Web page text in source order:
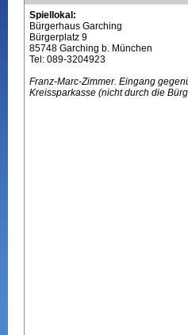
Spiellokal:
Bürgerhaus Garching
Bürgerplatz 9
85748 Garching b. München
Tel: 089-3204923
Franz-Marc-Zimmer. Eingang
Kreissparkasse (nicht durch die